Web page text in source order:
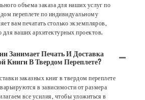
объема заказа для наших услуг по
переплете по индивидуальному
вам печатать столько экземпляров,
для ваших архитектурных проектов.
Занимает Печать И Доставка
Книги В Твердом Переплете?
заказных книг в твердом переплете
в зависимости от размера
все усилия, чтобы уложиться в